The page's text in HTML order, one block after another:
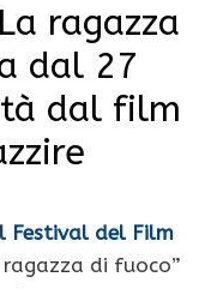
ragazza
dal 27
dal film
Festival del Film
ragazza di fuoco”